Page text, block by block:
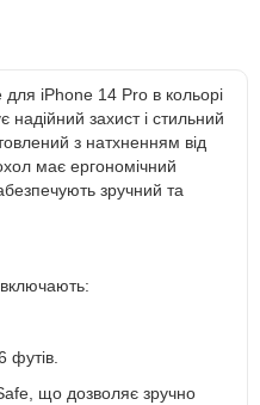
iPhone 14 Pro в кольорі
захист і стильний
з натхненням від
має ергономічний
зручний та
футів.
що дозволяє зручно